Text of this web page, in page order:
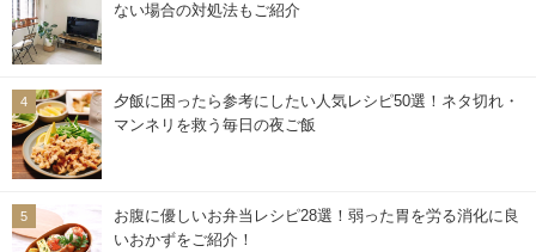
ない場合の対処法もご紹介
夕飯に困ったら参考にしたい人気レシピ50選！ネタ切れ・
マンネリを救う毎日の夜ご飯
お腹に優しいお弁当レシピ28選！弱った胃を労る消化に良
いおかずをご紹介！